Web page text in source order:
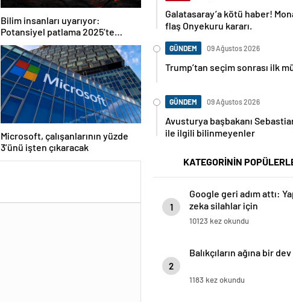
Bilim insanları uyarıyor:
Potansiyel patlama 2025’te
bekleniyor!
Microsoft, çalışanlarının yüzde
3’ünü işten çıkaracak
Galatasaray’a kötü haber!
flaş Onyekuru kararı.
GÜNDEM 09 Ağustos 2026
Trump’tan seçim sonrası ilk
GÜNDEM 09 Ağustos 2026
Avusturya başbakanı
ile ilgili bilinmeyenler
KATEGORİNİN
1
Google geri adım attı:
zeka silahlar için
kullanılabilecek
10123 kez okundu
2
Balıkçıların ağına bir dev
1183 kez okundu